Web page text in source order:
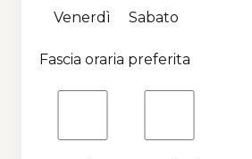
Venerdì Sabato
Fascia oraria preferita